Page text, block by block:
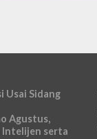
Usai Sidang
Agustus,
Intelijen serta